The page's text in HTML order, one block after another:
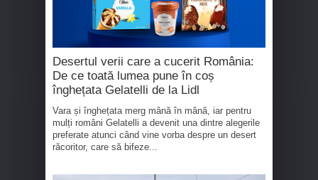
Desertul verii care a cucerit România:
De ce toată lumea pune în coș
înghețata Gelatelli de la Lidl
Vara și înghețata merg mână în mână, iar pentru
mulți români Gelatelli a devenit una dintre alegerile
preferate atunci când vine vorba despre un desert
răcoritor, care să bifeze...